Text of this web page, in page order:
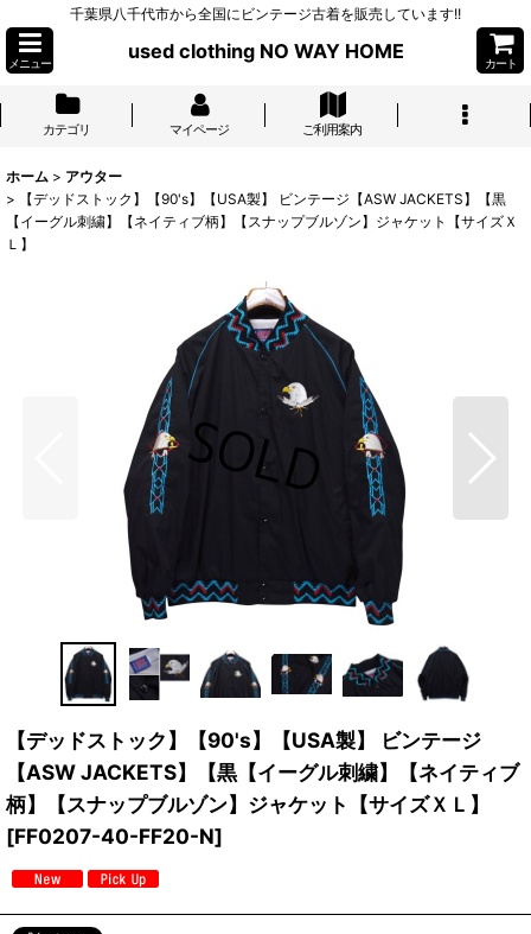
千葉県八千代市から全国にビンテージ古着を販売しています!!
メニュー
used clothing NO WAY HOME
カート
カテゴリ マイページ ご利用案内
ホーム > アウター
>
【デッドストック】【90's】【USA製】 ビンテージ【ASW JACKETS】【黒
【イーグル刺繍】【ネイティブ柄】【スナップブルゾン】ジャケット【サイズＸ
Ｌ】
【デッドストック】【90's】【USA製】 ビンテージ
【ASW JACKETS】【黒【イーグル刺繍】【ネイティブ
柄】【スナップブルゾン】ジャケット【サイズＸＬ】
[FF0207-40-FF20-N]